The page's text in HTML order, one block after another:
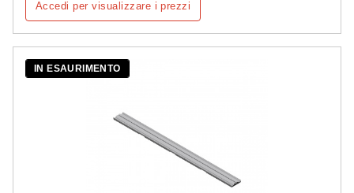
Accedi per visualizzare i prezzi
IN ESAURIMENTO